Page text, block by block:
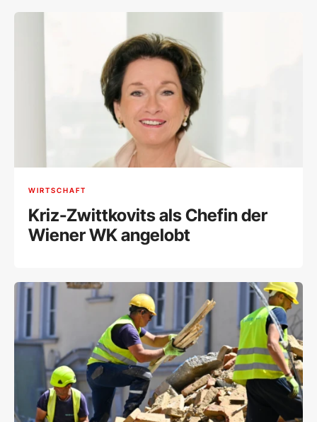
WIRTSCHAFT
Kriz-Zwittkovits als Chefin der
Wiener WK angelobt